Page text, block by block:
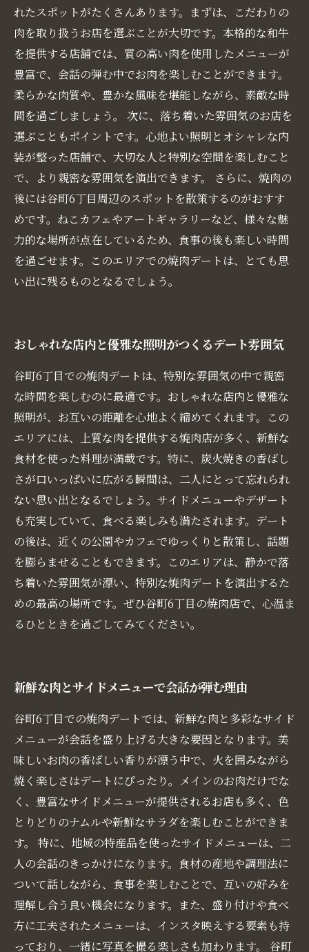
れたスポットがたくさんあります。まずは、こだわりの
肉を取り扱うお店を選ぶことが大切です。本格的な和牛
を提供する店舗では、質の高い肉を使用したメニューが
豊富で、会話の弾む中でお肉を楽しむことができます。
柔らかな肉質や、豊かな風味を堪能しながら、素敵な時
間を過ごしましょう。 次に、落ち着いた雰囲気のお店を
選ぶこともポイントです。心地よい照明とオシャレな内
装が整った店舗で、大切な人と特別な空間を楽しむこと
で、より親密な雰囲気を演出できます。 さらに、焼肉の
後には谷町6丁目周辺のスポットを散策するのがおすす
めです。ねこカフェやアートギャラリーなど、様々な魅
力的な場所が点在しているため、食事の後も楽しい時間
を過ごせます。このエリアでの焼肉デートは、とても思
い出に残るものとなるでしょう。
おしゃれな店内と優雅な照明がつくるデート雰囲気
谷町6丁目での焼肉デートは、特別な雰囲気の中で親密
な時間を楽しむのに最適です。おしゃれな店内と優雅な
照明が、お互いの距離を心地よく縮めてくれます。この
エリアには、上質な肉を提供する焼肉店が多く、新鮮な
食材を使った料理が満載です。特に、炭火焼きの香ばし
さが口いっぱいに広がる瞬間は、二人にとって忘れられ
ない思い出となるでしょう。サイドメニューやデザート
も充実していて、食べる楽しみも満たされます。デート
の後は、近くの公園やカフェでゆっくりと散策し、話題
を膨らませることもできます。このエリアは、静かで落
ち着いた雰囲気が漂い、特別な焼肉デートを演出するた
めの最高の場所です。ぜひ谷町6丁目の焼肉店で、心温ま
るひとときを過ごしてみてください。
新鮮な肉とサイドメニューで会話が弾む理由
谷町6丁目での焼肉デートでは、新鮮な肉と多彩なサイド
メニューが会話を盛り上げる大きな要因となります。美
味しいお肉の香ばしい香りが漂う中で、火を囲みながら
焼く楽しさはデートにぴったり。メインのお肉だけでな
く、豊富なサイドメニューが提供されるお店も多く、色
とりどりのナムルや新鮮なサラダを楽しむことができま
す。 特に、地域の特産品を使ったサイドメニューは、二
人の会話のきっかけになります。食材の産地や調理法に
ついて話しながら、食事を楽しむことで、互いの好みを
理解し合う良い機会になります。また、盛り付けや食べ
方に工夫されたメニューは、インスタ映えする要素も持
っており、一緒に写真を撮る楽しさも加わります。 谷町